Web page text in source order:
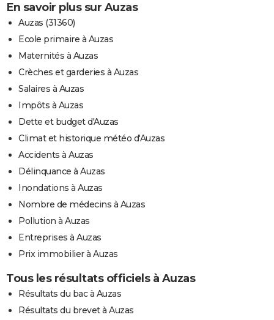
En savoir plus sur Auzas
Auzas (31360)
Ecole primaire à Auzas
Maternités à Auzas
Crèches et garderies à Auzas
Salaires à Auzas
Impôts à Auzas
Dette et budget d'Auzas
Climat et historique météo d'Auzas
Accidents à Auzas
Délinquance à Auzas
Inondations à Auzas
Nombre de médecins à Auzas
Pollution à Auzas
Entreprises à Auzas
Prix immobilier à Auzas
Tous les résultats officiels à Auzas
Résultats du bac à Auzas
Résultats du brevet à Auzas